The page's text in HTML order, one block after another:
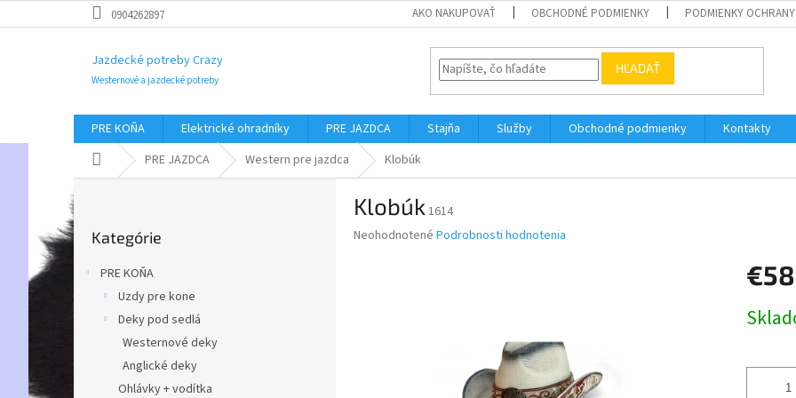
na
0904262897 AKO NAKUPOVAŤ OBCHODNÉ PODMIENKY PODMIENKY OCHRANY
Jazdecké potreby Crazy
Westernové a jazdecké potreby
HĽADAŤ
PRE KOŇA Elektrické ohradníky PRE JAZDCA Stajňa Služby Obchodné podmienky
Kontakty
DomovPRE JAZDCA Western pre jazdca Klobúk
o
č
n
kategórie
Kategórie
PRE KOŇA
Uzdy pre kone
Deky pod sedlá
Westernové deky
Anglické deky
Ohlávky + vodítka
Klobúk 1614
Priemerné
Neohodnotené Podrobnosti hodnotenia
€58
cena: